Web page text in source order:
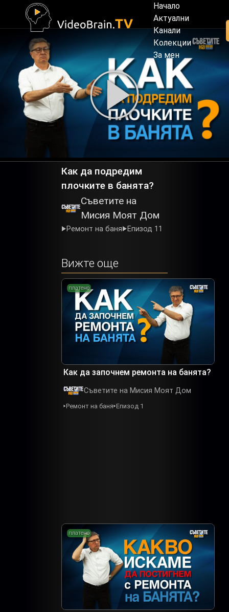
Начало
Актуални
Канали
Колекции
За мен
Как да подредим
плочките в банята?
Съветите на
Мисия Моят Дом
Ремонт на баня Епизод 11
Вижте още
платено
Как да започнем ремонта на банята?
Съветите на Мисия Моят Дом
Ремонт на баня Епизод 1
платено